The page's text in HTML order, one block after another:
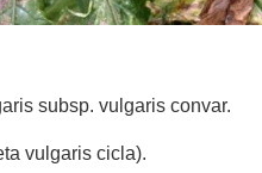
subsp. vulgaris convar.
vulgaris cicla).